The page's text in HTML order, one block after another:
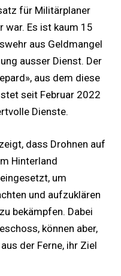
für Militärplaner
Es ist kaum 15
aus Geldmangel
ausser Dienst. Der
aus dem diese
seit Februar 2022
Dienste.
dass Drohnen auf
Hinterland
um
und aufzuklären
bekämpfen. Dabei
können aber,
der Ferne, ihr Ziel